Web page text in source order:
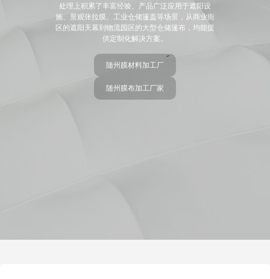
处理上积累了丰富经验。产品广泛应用于遮阳设
施、景观张拉膜、工业仓储篷盖等场景，从商业街
区的遮阳天幕到物流园区的大型仓储篷布，均能提
供定制化解决方案。
随州膜材料加工厂
随州膜布加工厂家